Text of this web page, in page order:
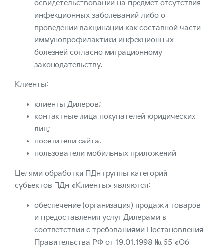
освидетельствовании на предмет отсутствия
инфекционных заболеваний либо о
проведении вакцинации как составной части
иммунопрофилактики инфекционных
болезней согласно миграционному
законодательству.
Клиенты:
клиенты Дилеров;
контактные лица покупателей юридических
лиц;
посетители сайта.
пользователи мобильных приложений
Целями обработки ПДн группы категорий
субъектов ПДн «Клиенты» являются:
обеспечение (организация) продажи товаров
и предоставления услуг Дилерами в
соответствии с требованиями Постановления
Правительства РФ от 19.01.1998 № 55 «Об